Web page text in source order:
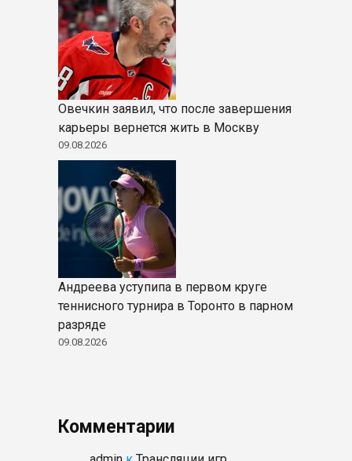
Овечкин заявил, что после завершения
карьеры вернется жить в Москву
09.08.2026
Андреева уступипа в первом круге
теннисного турнира в Торонто в парном
разряде
09.08.2026
Комментарии